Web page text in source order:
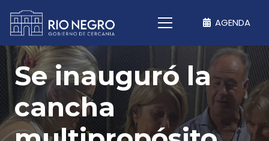
AGENDA
Se inauguró la
cancha